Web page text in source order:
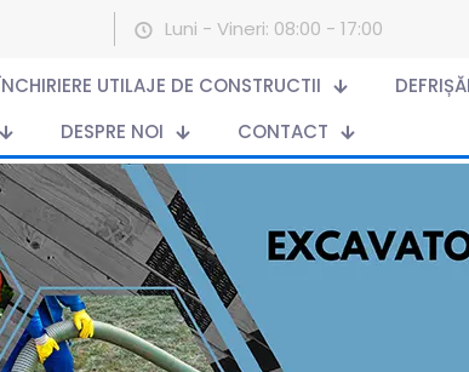
Luni - Vineri: 08:00 - 17:00
UTILAJE DE CONSTRUCTII
DESPRE NOI CONTACT